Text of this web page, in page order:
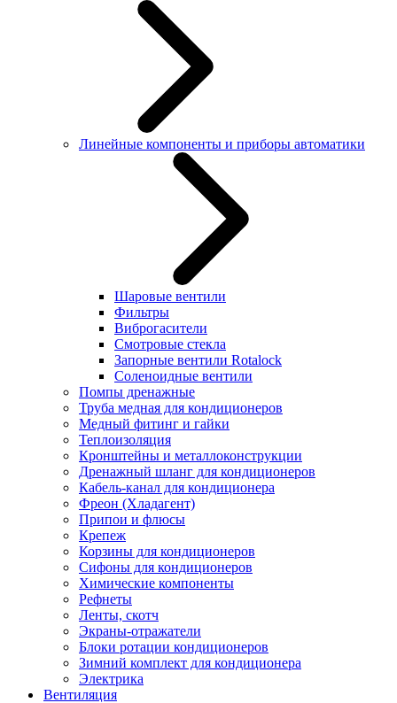
Линейные компоненты и приборы автоматики
Шаровые вентили
Фильтры
Виброгасители
Смотровые стекла
Запорные вентили Rotalock
Соленоидные вентили
Помпы дренажные
Труба медная для кондиционеров
Медный фитинг и гайки
Теплоизоляция
Кронштейны и металлоконструкции
Дренажный шланг для кондиционеров
Кабель-канал для кондиционера
Фреон (Хладагент)
Припои и флюсы
Крепеж
Корзины для кондиционеров
Сифоны для кондиционеров
Химические компоненты
Рефнеты
Ленты, скотч
Экраны-отражатели
Блоки ротации кондиционеров
Зимний комплект для кондиционера
Электрика
Вентиляция